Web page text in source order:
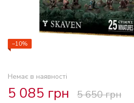
−10%
Немає в наявності
5 085 грн 5 650 грн